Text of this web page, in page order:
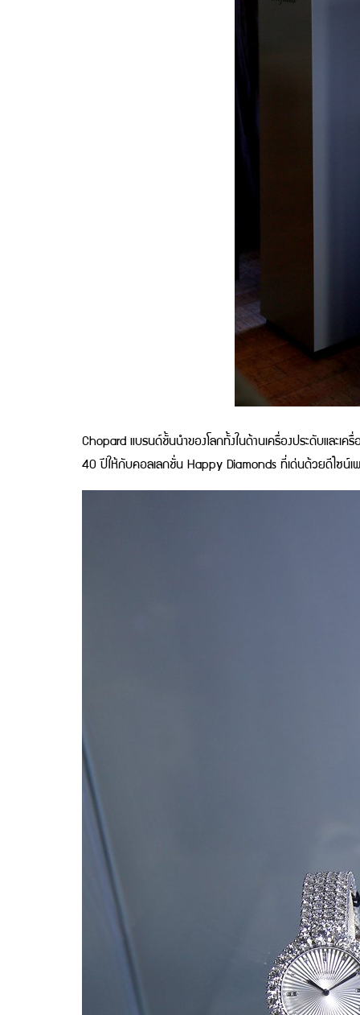
Chopard แบรนด์ชั้นนำของโลกทั้งในด้านเครื่องประดับและ
40 ปีให้กับคอลเลกชั่น Happy Diamonds ที่เด่นด้วยดีไซน์